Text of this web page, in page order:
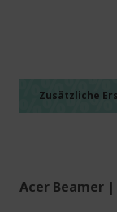
Zusätzliche
Acer Beamer |